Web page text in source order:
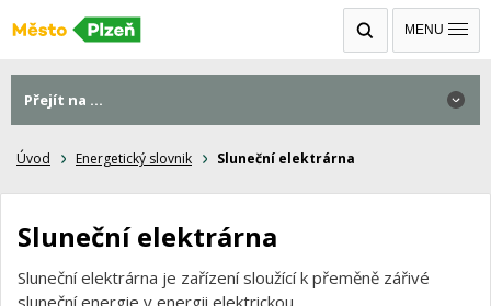
MENU
Úvod Energetický slovnik Sluneční elektrárna
Sluneční elektrárna
Sluneční elektrárna je zařízení sloužící k přeměně zářivé
sluneční energie v energii elektrickou.
Přejít na ...